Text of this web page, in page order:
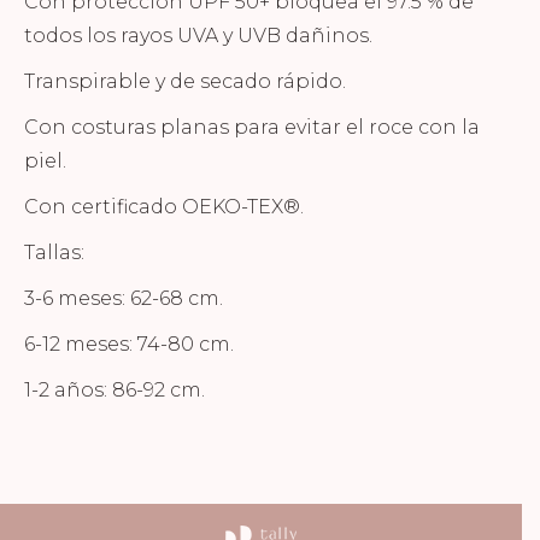
todos los rayos UVA y UVB dañinos.
Transpirable y de secado rápido.
Con costuras planas para evitar el roce con la
piel.
Con certificado OEKO-TEX®.
Tallas:
3-6 meses: 62-68 cm.
6-12 meses: 74-80 cm.
1-2 años: 86-92 cm.